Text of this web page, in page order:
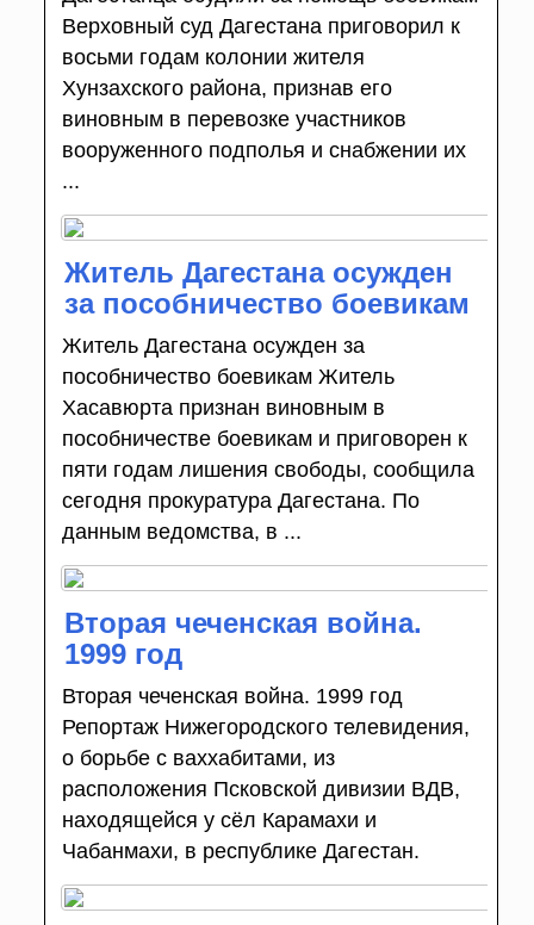
Верховный суд Дагестана приговорил к
восьми годам колонии жителя
Хунзахского района, признав его
виновным в перевозке участников
вооруженного подполья и снабжении их
...
Житель Дагестана осужден
за пособничество боевикам
Житель Дагестана осужден за
пособничество боевикам Житель
Хасавюрта признан виновным в
пособничестве боевикам и приговорен к
пяти годам лишения свободы, сообщила
сегодня прокуратура Дагестана. По
данным ведомства, в ...
Вторая чеченская война.
1999 год
Вторая чеченская война. 1999 год
Репортаж Нижегородского телевидения,
о борьбе с ваххабитами, из
расположения Псковской дивизии ВДВ,
находящейся у сёл Карамахи и
Чабанмахи, в республике Дагестан.